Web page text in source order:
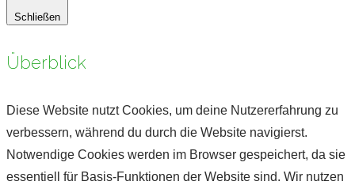
Schließen
Überblick
Diese Website nutzt Cookies, um deine Nutzererfahrung zu
verbessern, während du durch die Website navigierst.
Notwendige Cookies werden im Browser gespeichert, da sie
essentiell für Basis-Funktionen der Website sind. Wir nutzen